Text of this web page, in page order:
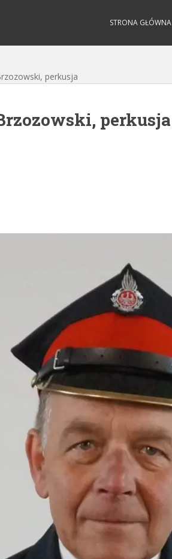
STRONA GŁÓWNA
perkusja
perkusja